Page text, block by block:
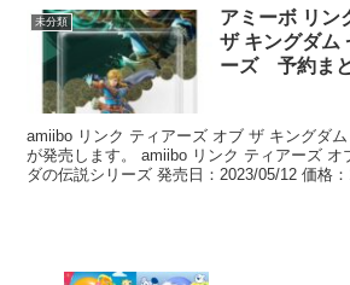
未分類
アミーボ リン
ザ キングダム
ーズ 予約ま
amiibo リンク ティアーズ オブ ザ キングダ
が発売します。 amiibo リンク ティアーズ オ
ダの伝説シリーズ 発売日：2023/05/12 価格